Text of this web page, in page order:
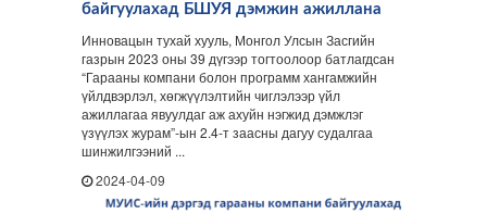
байгуулахад БШУЯ дэмжин ажиллана
Инновацын тухай хууль, Монгол Улсын Засгийн
газрын 2023 оны 39 дүгээр тогтоолоор батлагдсан
“Гарааны компани болон программ хангамжийн
үйлдвэрлэл, хөгжүүлэлтийн чиглэлээр үйл
ажиллагаа явуулдаг аж ахуйн нэгжид дэмжлэг
үзүүлэх журам”-ын 2.4-т заасны дагуу судалгаа
шинжилгээний ...
2024-04-09